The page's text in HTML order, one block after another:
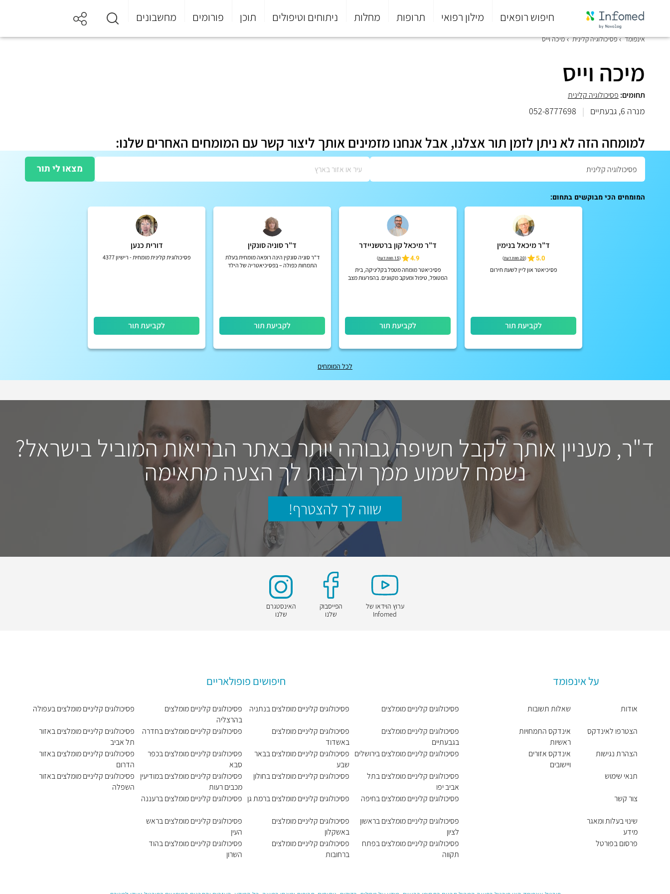
חיפוש רופאים מילון רפואי תרופות מחלות ניתוחים וטיפולים תוכן פורומים מחשבונים
סוף
אינפומד פסיכולוגיה קלינית מיכה וייס
מיכה וייס
תחומים: פסיכולוגיה קלינית
מנרה 6, גבעתיים |
052-8777698
למומחה הזה לא ניתן לזמן תור אצלנו, אבל אנחנו מזמינים אותך ליצור קשר עם המומחים האחרים שלנו:
מצאו לי תור
המומחים הכי מבוקשים בתחום:
ד"ר מיכאל בנימין
5.0
(20 חוות דעת )
פסיכיאטר און ליין לשעת חירום
לקביעת תור
ד"ר מיכאל קון ברטשניידר
4.9
(15 חוות דעת )
פסיכיאטר מומחה מטפל בקליניקה, בית
המטופל, טיפול ומעקב מקוונים. בהפרעות מצב
לקביעת תור
ד"ר סוניה סונקין
ד"ר סוניה סונקין הינה רופאה מומחית בעלת
התמחות כפולה – בפסיכיאטריה של הילד
לקביעת תור
דורית כנען
פסיכולוגית קלינית מומחית - רישיון 4377
לקביעת תור
לכל המומחים
ד"ר, מעניין אותך לקבל חשיפה גבוהה יותר באתר הבריאות המוביל בישראל?
נשמח לשמוע ממך ולבנות לך הצעה מתאימה
שווה לך להצטרף!
ערוץ הוידאו של
Infomed
הפייסבוק
שלנו
האינסטגרם
שלנו
על אינפומד
אודות
הצטרפו לאינדקס
הצהרת נגישות
תנאי שימוש
צור קשר
שינוי בעלות ומאגר
מידע
פרסום בפורטל
שאלות תשובות
אינדקס התמחויות
ראשיות
אינדקס אזורים
ויישובים
חיפושים פופולאריים
פסיכולוגים קליניים מומלצים
פסיכולוגים קליניים מומלצים
בגבעתיים
פסיכולוגים קליניים מומלצים בירושלים
פסיכולוגים קליניים מומלצים בתל
אביב יפו
פסיכולוגים קליניים מומלצים בחיפה
פסיכולוגים קליניים מומלצים בראשון
לציון
פסיכולוגים קליניים מומלצים בפתח
תקווה
פסיכולוגים קליניים מומלצים בנתניה
פסיכולוגים קליניים מומלצים
באשדוד
פסיכולוגים קליניים מומלצים בבאר
שבע
פסיכולוגים קליניים מומלצים בחולון
פסיכולוגים קליניים מומלצים ברמת גן
פסיכולוגים קליניים מומלצים
באשקלון
פסיכולוגים קליניים מומלצים
ברחובות
פסיכולוגים קליניים מומלצים
בהרצליה
פסיכולוגים קליניים מומלצים בחדרה
פסיכולוגים קליניים מומלצים בכפר
סבא
פסיכולוגים קליניים מומלצים במודיעין
מכבים רעות
פסיכולוגים קליניים מומלצים ברעננה
פסיכולוגים קליניים מומלצים בראש
העין
פסיכולוגים קליניים מומלצים בהוד
השרון
פסיכולוגים קליניים מומלצים בעפולה
פסיכולוגים קליניים מומלצים באזור
תל אביב
פסיכולוגים קליניים מומלצים באזור
הדרום
פסיכולוגים קליניים מומלצים באזור
השפלה